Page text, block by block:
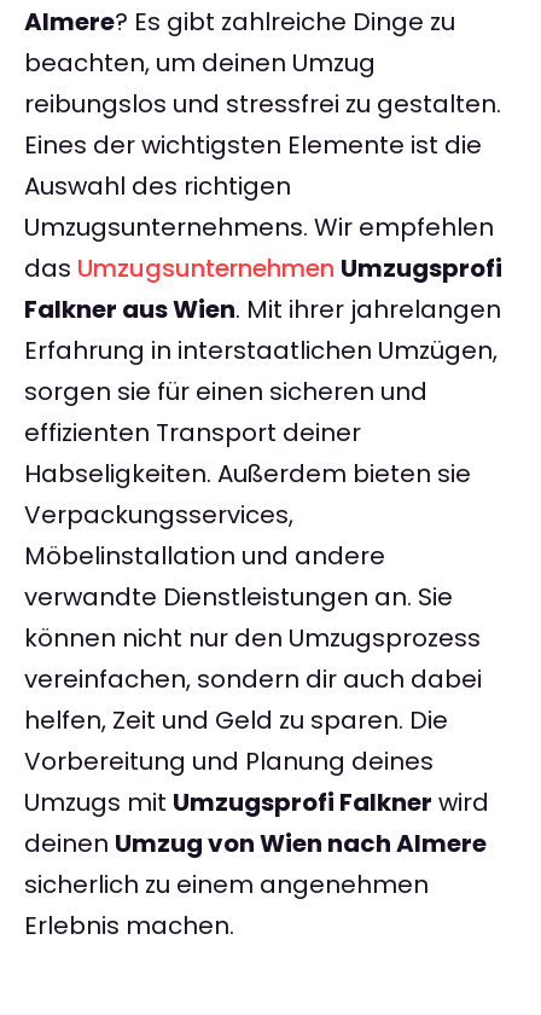
Almere? Es gibt zahlreiche Dinge zu
beachten, um deinen Umzug
reibungslos und stressfrei zu gestalten.
Eines der wichtigsten Elemente ist die
Auswahl des richtigen
Umzugsunternehmens. Wir empfehlen
das Umzugsunternehmen Umzugsprofi
Falkner aus Wien. Mit ihrer jahrelangen
Erfahrung in interstaatlichen Umzügen,
sorgen sie für einen sicheren und
effizienten Transport deiner
Habseligkeiten. Außerdem bieten sie
Verpackungsservices,
Möbelinstallation und andere
verwandte Dienstleistungen an. Sie
können nicht nur den Umzugsprozess
vereinfachen, sondern dir auch dabei
helfen, Zeit und Geld zu sparen. Die
Vorbereitung und Planung deines
Umzugs mit Umzugsprofi Falkner wird
deinen Umzug von Wien nach Almere
sicherlich zu einem angenehmen
Erlebnis machen.